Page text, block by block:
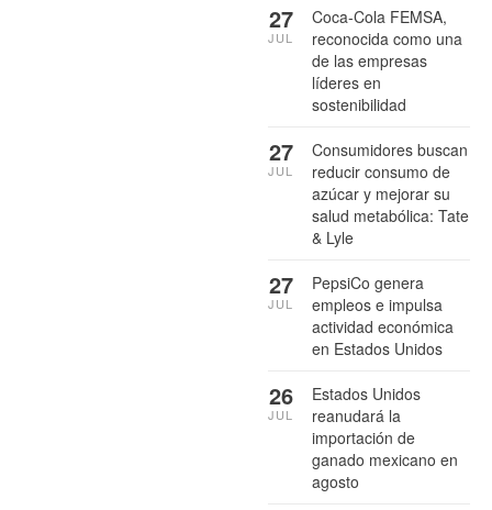
Coca-Cola FEMSA,
reconocida como una
de las empresas
líderes en
sostenibilidad
27
JUL
Consumidores buscan
reducir consumo de
azúcar y mejorar su
salud metabólica: Tate
& Lyle
27
JUL
PepsiCo genera
empleos e impulsa
actividad económica
en Estados Unidos
27
JUL
Estados Unidos
reanudará la
importación de
ganado mexicano en
agosto
26
JUL